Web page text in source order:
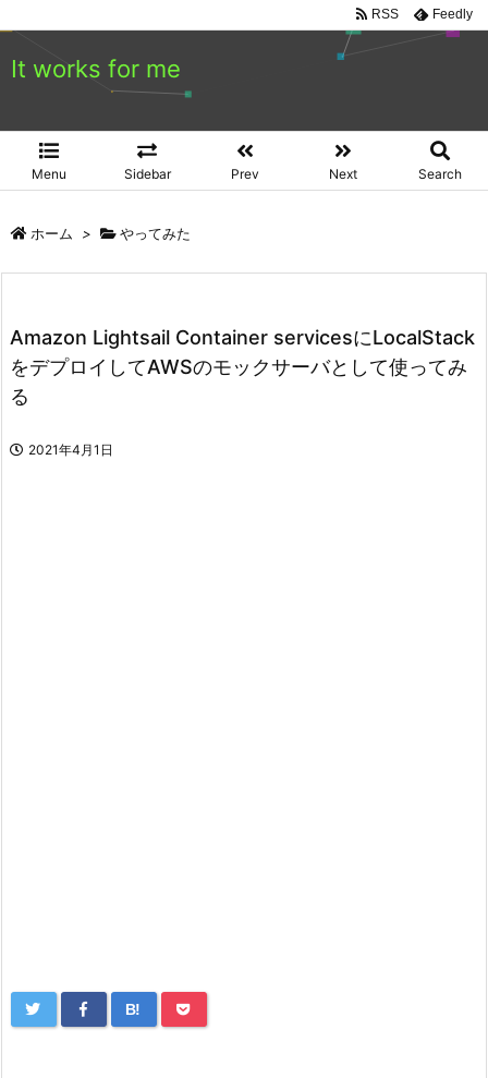
It works for me
Menu Sidebar Prev Next Search
RSS Feedly
ホーム > やってみた
Amazon Lightsail Container servicesにLocalStack
をデプロイしてAWSのモックサーバとして使ってみ
る
2021年4月1日
B!